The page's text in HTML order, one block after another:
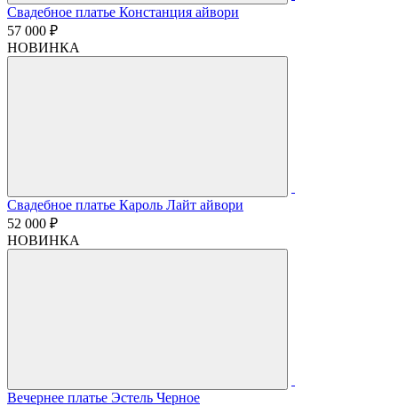
Свадебное платье Констанция айвори
57 000 ₽
НОВИНКА
Свадебное платье Кароль Лайт айвори
52 000 ₽
НОВИНКА
Вечернее платье Эстель Черное